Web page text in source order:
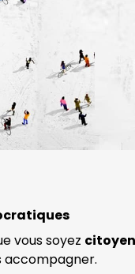
vous soyez citoyen
accompagner.